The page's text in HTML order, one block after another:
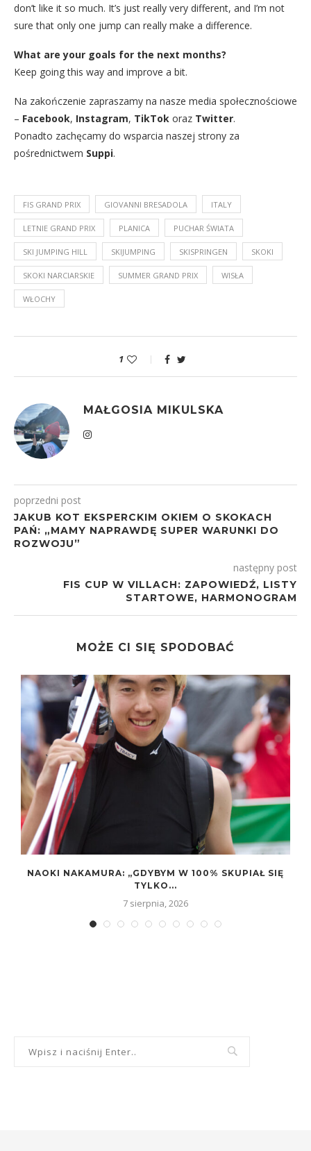
don’t like it so much. It’s just really very different, and I’m not
sure that only one jump can really make a difference.
What are your goals for the next months?
Keep going this way and improve a bit.
Na zakończenie zapraszamy na nasze media społecznościowe
– Facebook, Instagram, TikTok oraz Twitter.
Ponadto zachęcamy do wsparcia naszej strony za
pośrednictwem Suppi.
FIS GRAND PRIX GIOVANNI BRESADOLA ITALY
LETNIE GRAND PRIX PLANICA PUCHAR ŚWIATA
SKI JUMPING HILL SKIJUMPING SKISPRINGEN SKOKI
SKOKI NARCIARSKIE SUMMER GRAND PRIX WISŁA
WŁOCHY
1
MAŁGOSIA MIKULSKA
poprzedni post
JAKUB KOT EKSPERCKIM OKIEM O SKOKACH
PAŃ: „MAMY NAPRAWDĘ SUPER WARUNKI DO
ROZWOJU”
następny post
FIS CUP W VILLACH: ZAPOWIEDŹ, LISTY
STARTOWE, HARMONOGRAM
MOŻE CI SIĘ SPODOBAĆ
NAOKI NAKAMURA: „GDYBYM W 100% SKUPIAŁ SIĘ
TYLKO...
7 sierpnia, 2026